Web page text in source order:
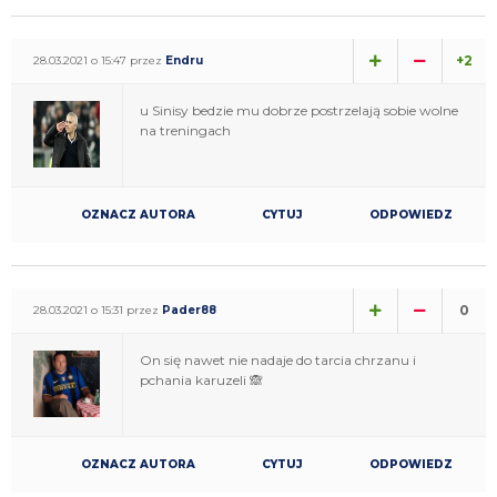
28.03.2021 o 15:47 przez Endru +2
u Sinisy bedzie mu dobrze postrzelają sobie wolne
na treningach
OZNACZ AUTORA CYTUJ ODPOWIEDZ
28.03.2021 o 15:31 przez Pader88 0
On się nawet nie nadaje do tarcia chrzanu i
pchania karuzeli 🙈
OZNACZ AUTORA CYTUJ ODPOWIEDZ